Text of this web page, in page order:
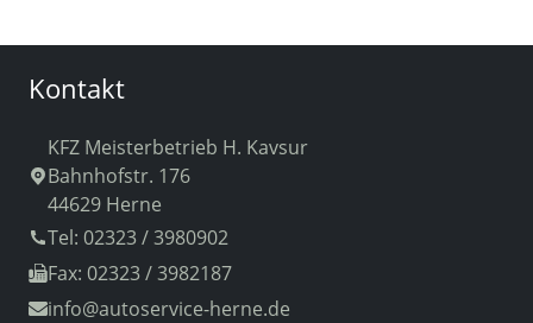
Kontakt
KFZ Meisterbetrieb H. Kavsur
Bahnhofstr. 176
44629 Herne
Tel: 02323 / 3980902
Fax: 02323 / 3982187
info@autoservice-herne.de